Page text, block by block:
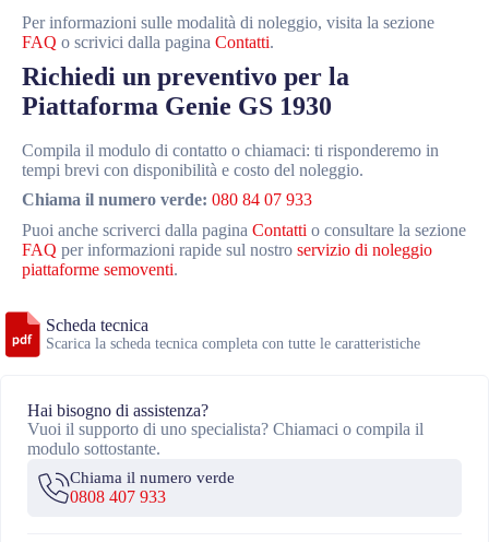
Per informazioni sulle modalità di noleggio, visita la sezione
FAQ o scrivici dalla pagina Contatti.
Richiedi un preventivo per la
Piattaforma Genie GS 1930
Compila il modulo di contatto o chiamaci: ti risponderemo in
tempi brevi con disponibilità e costo del noleggio.
Chiama il numero verde: 080 84 07 933
Puoi anche scriverci dalla pagina Contatti o consultare la sezione
FAQ per informazioni rapide sul nostro servizio di noleggio
piattaforme semoventi.
Scheda tecnica
Scarica la scheda tecnica completa con tutte le caratteristiche
Hai bisogno di assistenza?
Vuoi il supporto di uno specialista? Chiamaci o compila il
modulo sottostante.
Chiama il numero verde
0808 407 933